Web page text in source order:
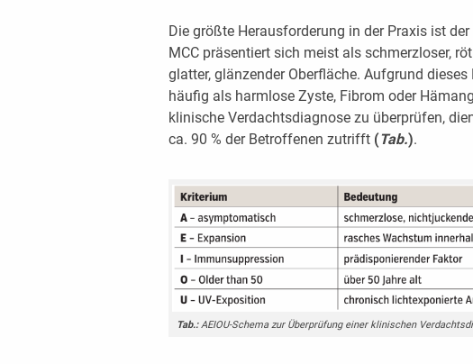
Die größte Herausforderung in der Praxis ist
MCC präsentiert sich meist als schmerzloser,
glatter, glänzender Oberfläche. Aufgrund
häufig als harmlose Zyste, Fibrom oder
klinische Verdachtsdiagnose zu überprüfen,
ca. 90 % der Betroffenen zutrifft (Tab.).
Tab.:AEIOU-Schema zur Überprüfung einer klinischen